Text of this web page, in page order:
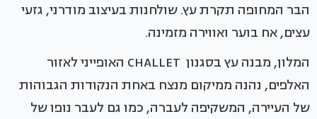
הבר המחופה תקרת עץ. שולחנות בעיצוב מודרני, גזעי
עצים, אח בוער ואווירה מזמינה.
המלון, מבנה עץ בסגנון CHALLET האופייני לאזור
האלפים, נהנה ממיקום מנצח באחת הנקודות הגבוהות
של העיירה, המשקיפה לעברה, כמו גם לעבר נופו של